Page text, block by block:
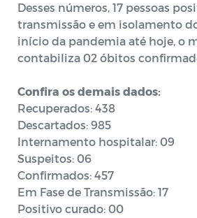
Desses números, 17 pessoas
transmissão e em isolamento
início da pandemia até hoje, o
contabiliza 02 óbitos
Confira os demais dados:
Recuperados: 438
Descartados: 985
Internamento hospitalar: 09
Suspeitos: 06
Confirmados: 457
Em Fase de Transmissão: 17
Positivo curado: 00